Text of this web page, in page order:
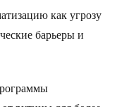
как угрозу
барьеры и